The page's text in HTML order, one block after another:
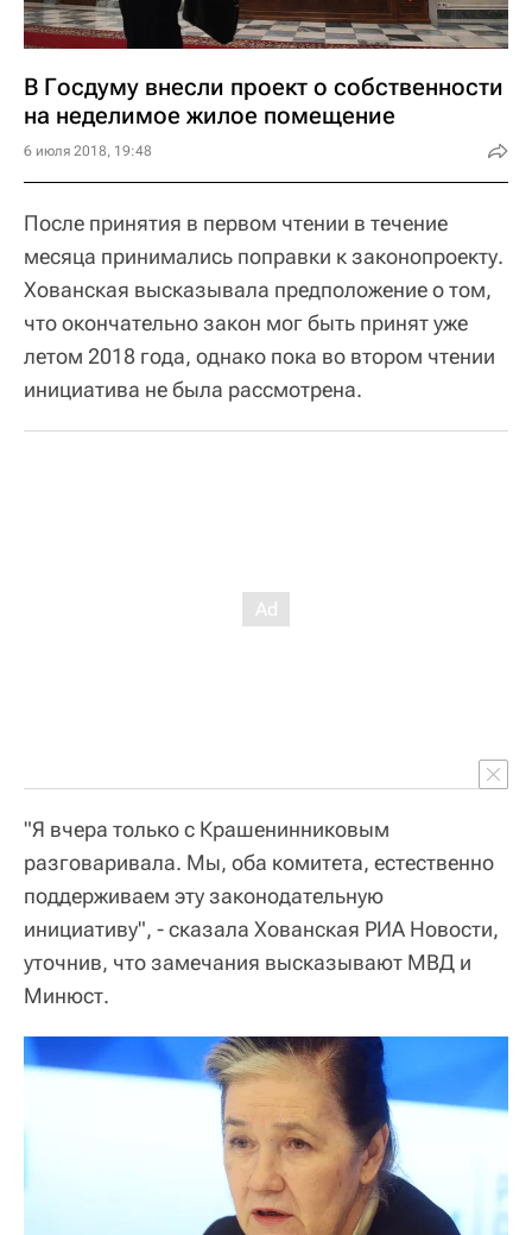
В Госдуму внесли проект о собственности
на неделимое жилое помещение
6 июля 2018, 19:48
После принятия в первом чтении в течение
месяца принимались поправки к законопроекту.
Хованская высказывала предположение о том,
что окончательно закон мог быть принят уже
летом 2018 года, однако пока во втором чтении
инициатива не была рассмотрена.
"Я вчера только с Крашенинниковым
разговаривала. Мы, оба комитета, естественно
поддерживаем эту законодательную
инициативу", - сказала Хованская РИА Новости,
уточнив, что замечания высказывают МВД и
Минюст.